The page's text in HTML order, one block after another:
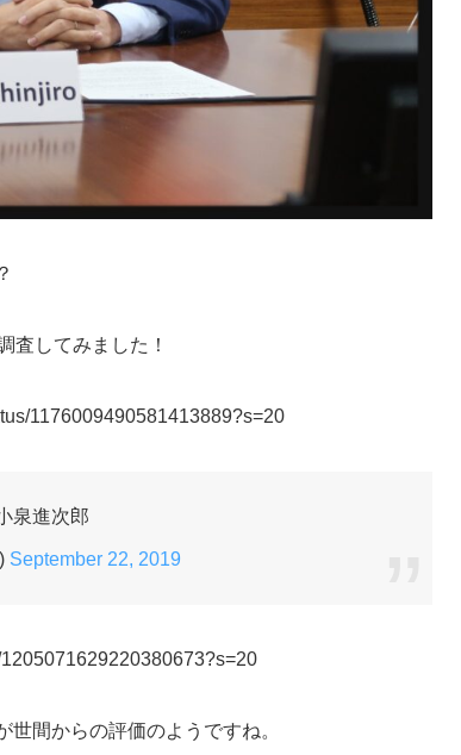
査してみました！
1176009490581413889?s=20
泉進次郎
September 22, 2019
間からの評価のようですね。